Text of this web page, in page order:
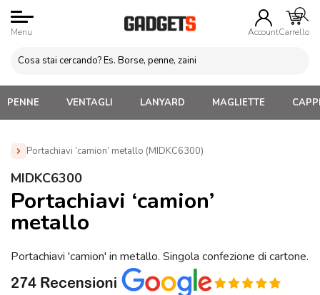
Menu AccountCarrello
PENNE VENTAGLI LANYARD MAGLIETTE
Portachiavi ‘camion’ metallo (MIDKC6300)
Home » Portachiavi Personalizzati
MIDKC6300
Portachiavi ‘camion’
metallo
Portachiavi 'camion' in metallo. Singola confezione di cartone.